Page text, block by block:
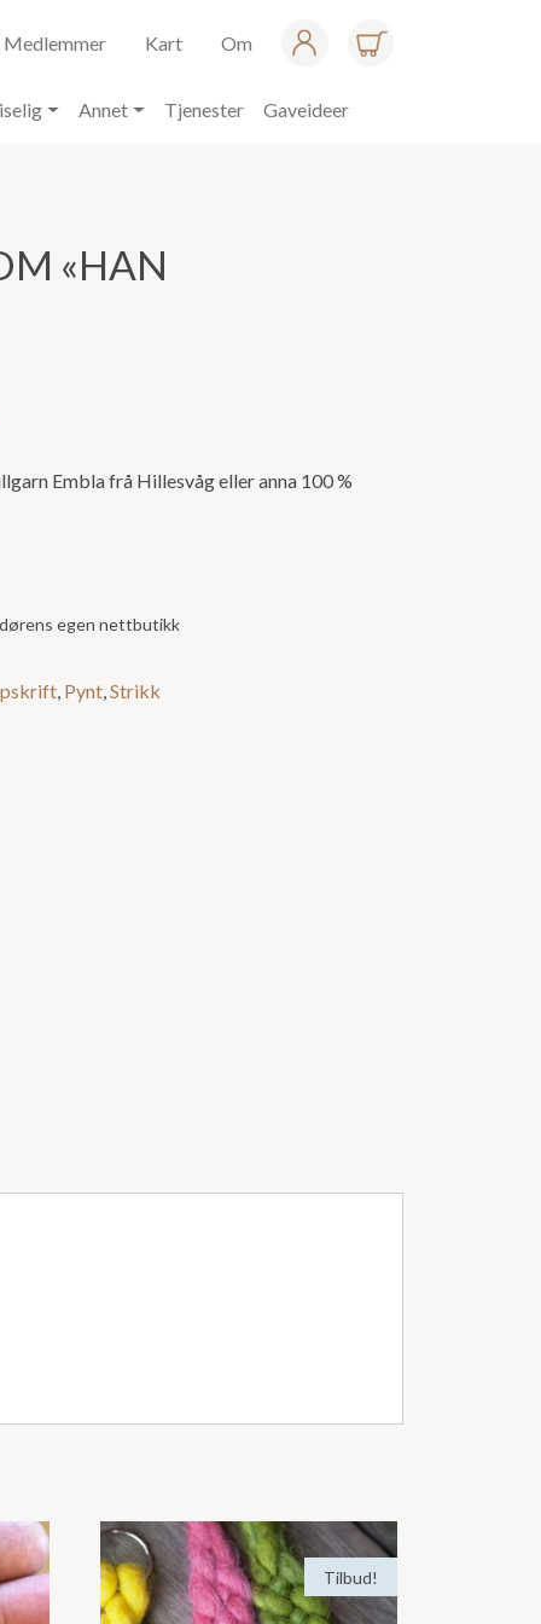
Medlemmer Kart Om
Annet Tjenester Gaveideer
«HAN
Embla frå Hillesvåg eller anna 100 %
egen nettbutikk
, Pynt,Strikk
Tilbud!